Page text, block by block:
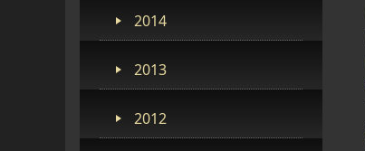
2014
2013
2012